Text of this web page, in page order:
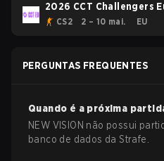
2026 CCT Challengers
CS2 2 – 10 mai. EU
PERGUNTAS FREQUENTES
Quando é a próxima
NEW VISION não possui
banco de dados da Strafe.